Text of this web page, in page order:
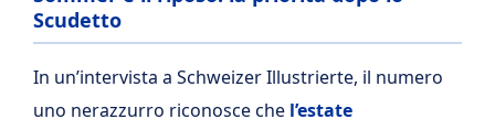
Scudetto
In un’intervista a Schweizer Illustrierte, il numero
uno nerazzurro riconosce che l’estate